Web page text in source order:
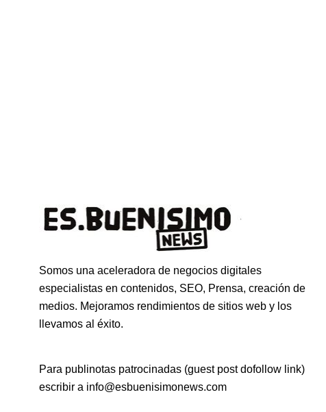
Somos una aceleradora de negocios digitales
especialistas en contenidos, SEO, Prensa, creación de
medios. Mejoramos rendimientos de sitios web y los
llevamos al éxito.
Para publinotas patrocinadas (guest post dofollow link)
escribir a info@esbuenisimonews.com